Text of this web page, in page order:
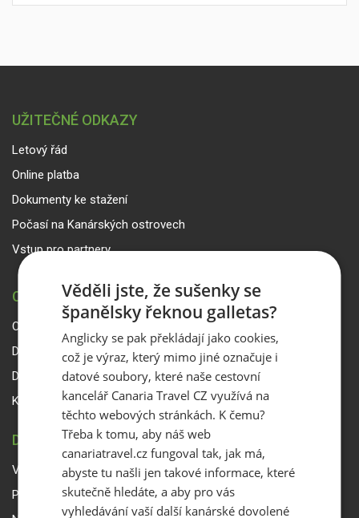
UŽITEČNÉ ODKAZY
Letový řád
Online platba
Dokumenty ke stažení
Počasí na Kanárských ostrovech
Vstup pro partnery
CANARIA TRAVEL CZ
O Canaria Travel CZ
Dárkové poukazy
Delegáti
Kontakty
DŮLEŽITÉ INFORMACE
Všeobecné smluvní podmínky a reklamační řád
Přepravní podmínky Smartwings
Věděli jste, že sušenky se
španělsky řeknou galletas?
Anglicky se pak překládají jako cookies,
což je výraz, který mimo jiné označuje i
datové soubory, které naše cestovní
kancelář Canaria Travel CZ využívá na
těchto webových stránkách. K čemu?
Třeba k tomu, aby náš web
canariatravel.cz fungoval tak, jak má,
abyste tu našli jen takové informace, které
skutečně hledáte, a aby pro vás
vyhledávání vaší další kanárské dovolené